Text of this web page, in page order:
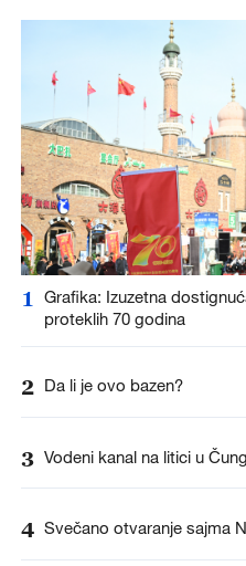
1
Grafika: Izuzetna
proteklih 70 godina
2 Da li je ovo bazen?
3 Vodeni kanal na litici u
4 Svečano otvaranje sajma